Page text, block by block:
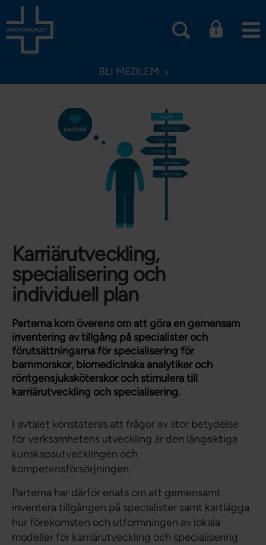
BLI MEDLEM
Karriärutveckling,
specialisering och
individuell plan
Parterna kom överens om att göra en gemensam
inventering av tillgång på specialister och
förutsättningarna för specialisering för
barnmorskor, biomedicinska analytiker och
röntgensjuksköterskor och stimulera till
karriärutveckling och specialisering.
I avtalet konstateras att frågor av stor betydelse
för verksamhetens utveckling är den långsiktiga
kunskapsutvecklingen och
kompetensförsörjningen.
Parterna har därför enats om att gemensamt
inventera tillgången på specialister samt kartlägga
hur förekomsten och utformningen av lokala
modeller för karriärutveckling och specialisering